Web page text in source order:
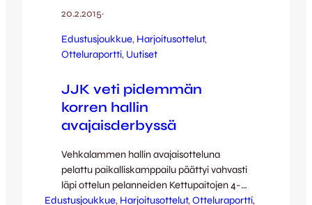
20.2.2015·
Edustusjoukkue, Harjoitusottelut
Otteluraportti, Uutiset
JJK veti pidemmän
korren hallin
avajaisderbyssä
Vehkalammen hallin avajaisotteluna
pelattu paikalliskamppailu päättyi vahvasti
läpi ottelun pelanneiden Kettupaitojen 4-2-
voittoon. JJK:n maalintekijöinä Aram
Edustusjoukkue, Harjoitusottelut, Otteluraportti